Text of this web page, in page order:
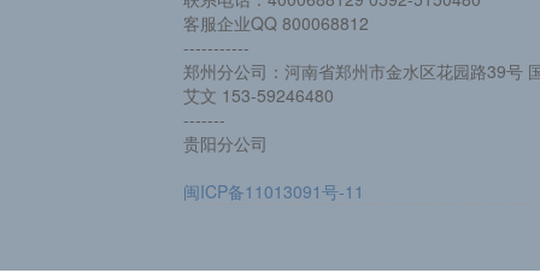
客服企业QQ 800068812
-----------
郑州分公司：河南省郑州市金水区花园路39号
艾文 153-59246480
-------
贵阳分公司
闽ICP备11013091号-11